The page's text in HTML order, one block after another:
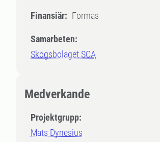
Finansiär: Formas
Samarbeten:
Skogsbolaget SCA
Medverkande
Projektgrupp:
Mats Dynesius